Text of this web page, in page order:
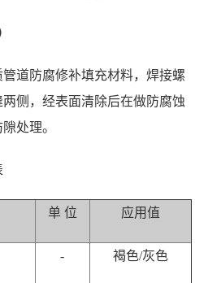
管道防腐修补填充材料，焊接螺
侧，经表面清除后在做防腐蚀
处理。
单 位 应用值
- 褐色/灰色